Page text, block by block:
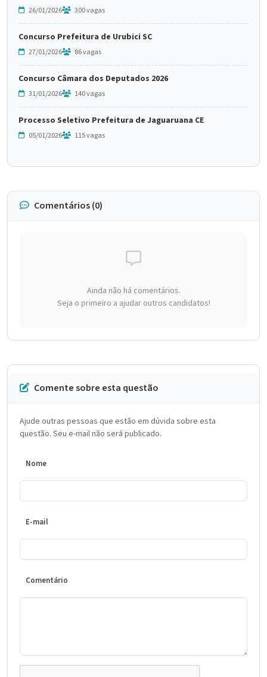
26/01/2026 300 vagas
Concurso Prefeitura de Urubici SC
27/01/2026 86 vagas
Concurso Câmara dos Deputados 2026
31/01/2026 140 vagas
Processo Seletivo Prefeitura de Jaguaruana CE
05/01/2026 115 vagas
Comentários (0)
Ainda não há comentários.
Seja o primeiro a ajudar outros candidatos!
Comente sobre esta questão
Ajude outras pessoas que estão em dúvida sobre esta
questão. Seu e-mail não será publicado.
Nome
E-mail
Comentário